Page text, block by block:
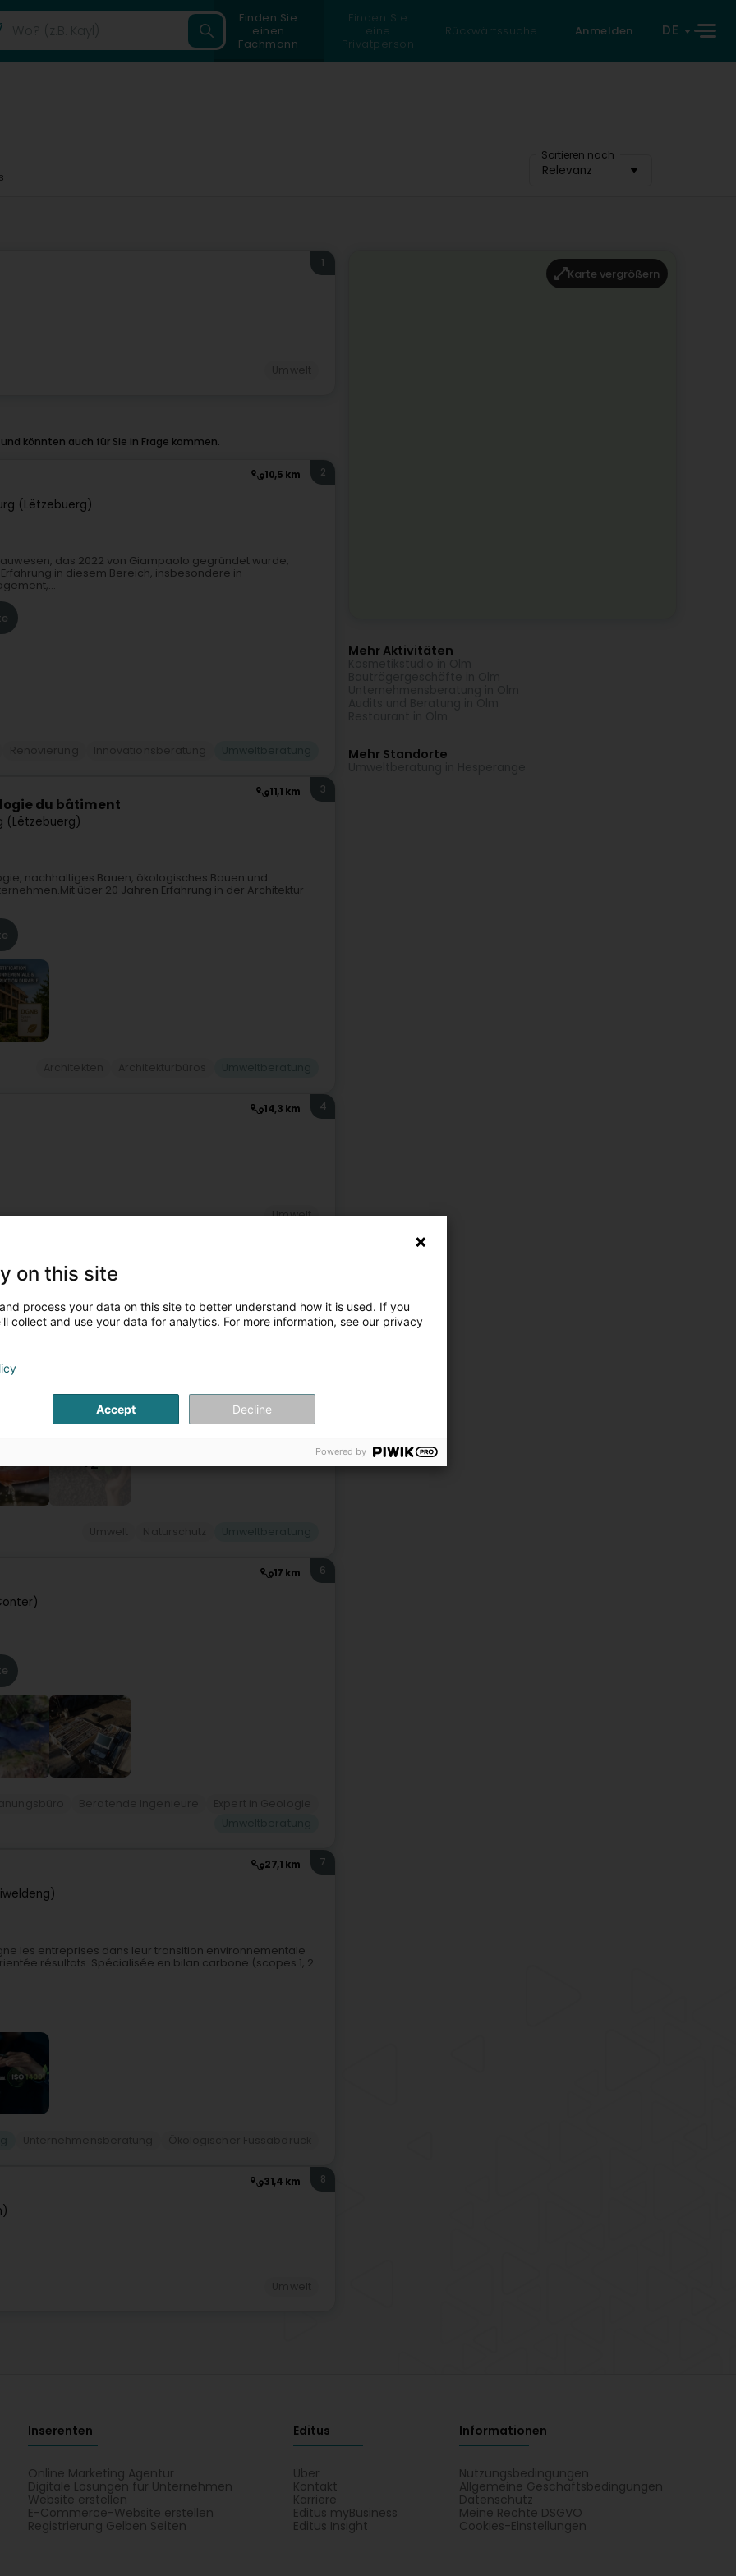
Finden Sie
einen
Fachmann
Finden Sie
eine
Privatperson
Rückwärtssuche Anmelden DE
Sortieren nach
Relevanz
1
könnten auch für Sie in Frage kommen.
10,5 km
(Lëtzebuerg)
2
das 2022 von Giampaolo gegründet wurde,
in diesem Bereich, insbesondere in
11,1 km
du bâtiment
(Lëtzebuerg)
3
nachhaltiges Bauen, ökologisches Bauen und
über 20 Jahren Erfahrung in der Architektur
14,3 km 4
Umwelt
est un bureau d'études spécialisé dans la
liés aux ressources en eau, à l’agriculture, à la
+2
17 km 6
27,1 km 7
les entreprises dans leur transition environnementale
résultats. Spécialisée en bilan carbone (scopes 1, 2
31,4 km 8
Karte vergrößern
Mehr Aktivitäten
Mehr Standorte
Inserenten
Online Marketing Agentur
Digitale Lösungen für Unternehmen
Website erstellen
E-Commerce-Website erstellen
Registrierung Gelben Seiten
Editus
Über
Kontakt
Karriere
Editus myBusiness
Editus Insight
Informationen
Nutzungsbedingungen
Allgemeine Geschäftsbedingungen
Datenschutz
Meine Rechte DSGVO
Cookies-Einstellungen
on this site
process your data on this site to better understand how it is used. If you
collect and use your data for analytics. For more information, see our privacy
Accept Decline
Powered by